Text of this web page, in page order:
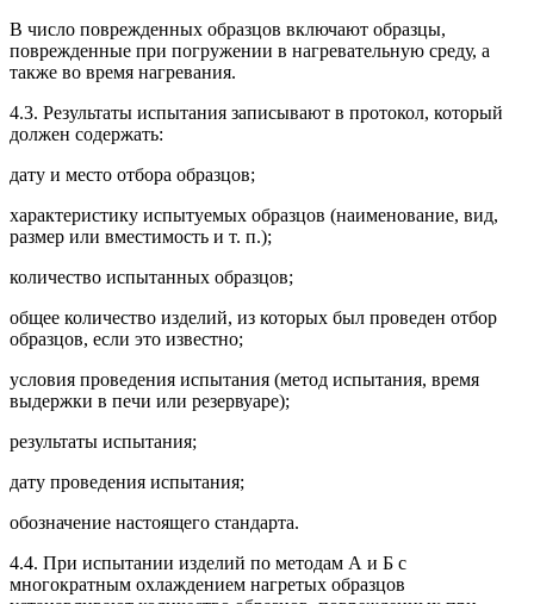
В число поврежденных образцов включают образцы,
поврежденные при погружении в нагревательную среду, а
также во время нагревания.
4.3. Результаты испытания записывают в протокол, который
должен содержать:
дату и место отбора образцов;
характеристику испытуемых образцов (наименование, вид,
размер или вместимость и т. п.);
количество испытанных образцов;
общее количество изделий, из которых был проведен отбор
образцов, если это известно;
условия проведения испытания (метод испытания, время
выдержки в печи или резервуаре);
результаты испытания;
дату проведения испытания;
обозначение настоящего стандарта.
4.4. При испытании изделий по методам А и Б с
многократным охлаждением нагретых образцов